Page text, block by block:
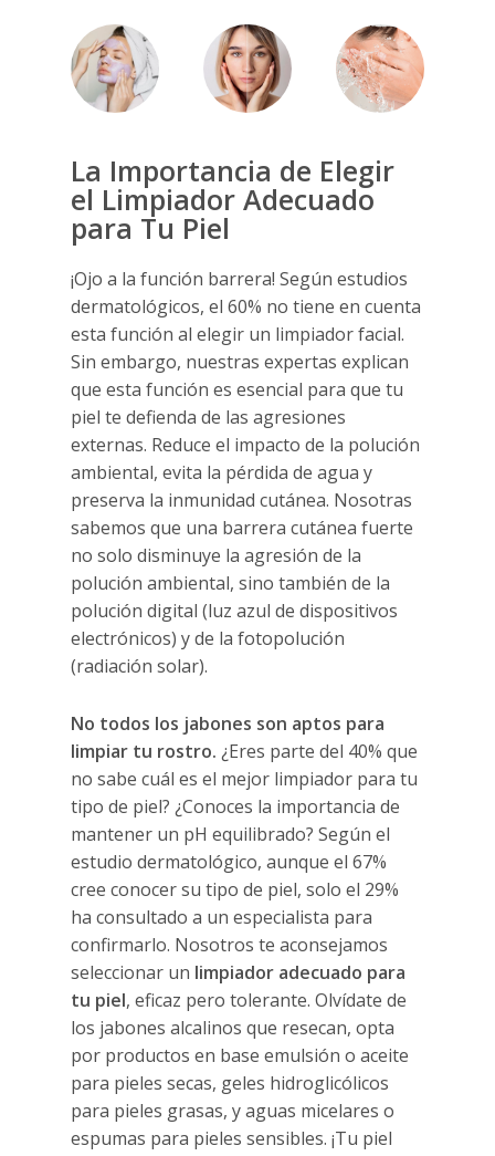
La Importancia de Elegir
el Limpiador Adecuado
para Tu Piel
¡Ojo a la función barrera! Según estudios
dermatológicos, el 60% no tiene en cuenta
esta función al elegir un limpiador facial.
Sin embargo, nuestras expertas explican
que esta función es esencial para que tu
piel te defienda de las agresiones
externas. Reduce el impacto de la polución
ambiental, evita la pérdida de agua y
preserva la inmunidad cutánea. Nosotras
sabemos que una barrera cutánea fuerte
no solo disminuye la agresión de la
polución ambiental, sino también de la
polución digital (luz azul de dispositivos
electrónicos) y de la fotopolución
(radiación solar).
No todos los jabones son aptos para
limpiar tu rostro. ¿Eres parte del 40% que
no sabe cuál es el mejor limpiador para tu
tipo de piel? ¿Conoces la importancia de
mantener un pH equilibrado? Según el
estudio dermatológico, aunque el 67%
cree conocer su tipo de piel, solo el 29%
ha consultado a un especialista para
confirmarlo. Nosotros te aconsejamos
seleccionar un limpiador adecuado para
tu piel, eficaz pero tolerante. Olvídate de
los jabones alcalinos que resecan, opta
por productos en base emulsión o aceite
para pieles secas, geles hidroglicólicos
para pieles grasas, y aguas micelares o
espumas para pieles sensibles. ¡Tu piel